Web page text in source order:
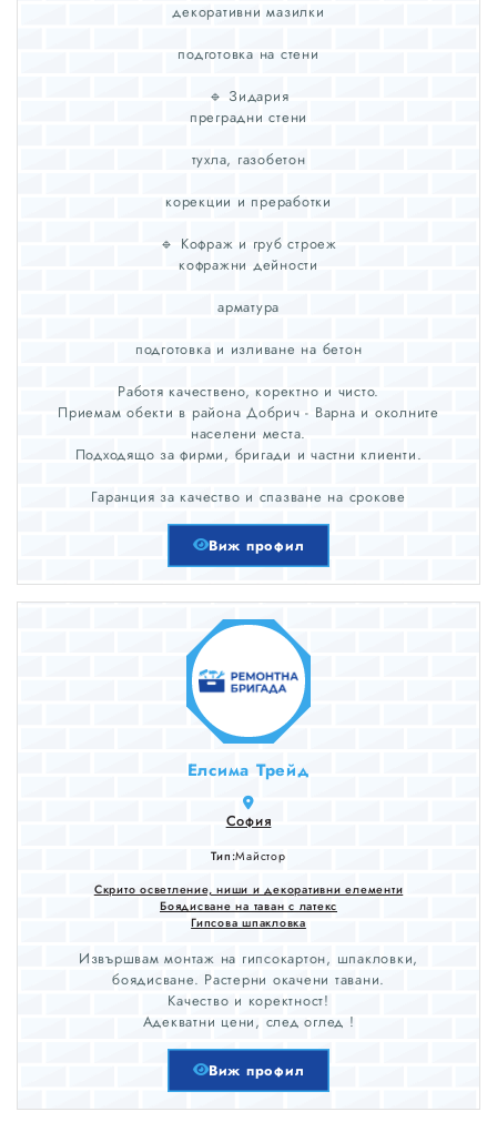
декоративни мазилки
подготовка на стени
🔹 Зидария
преградни стени
тухла, газобетон
корекции и преработки
🔹 Кофраж и груб строеж
кофражни дейности
арматура
подготовка и изливане на бетон
Работя качествено, коректно и чисто.
Приемам обекти в района Добрич - Варна и околните
населени места.
Подходящо за фирми, бригади и частни клиенти.
Гаранция за качество и спазване на срокове
Виж профил
Елсима Трейд
София
Тип:Майстор
Скрито осветление, ниши и декоративни елементи
Боядисване на таван с латекс
Гипсова шпакловка
Извършвам монтаж на гипсокартон, шпакловки,
боядисване. Растерни окачени тавани.
Качество и коректност!
Адекватни цени, след оглед !
Виж профил